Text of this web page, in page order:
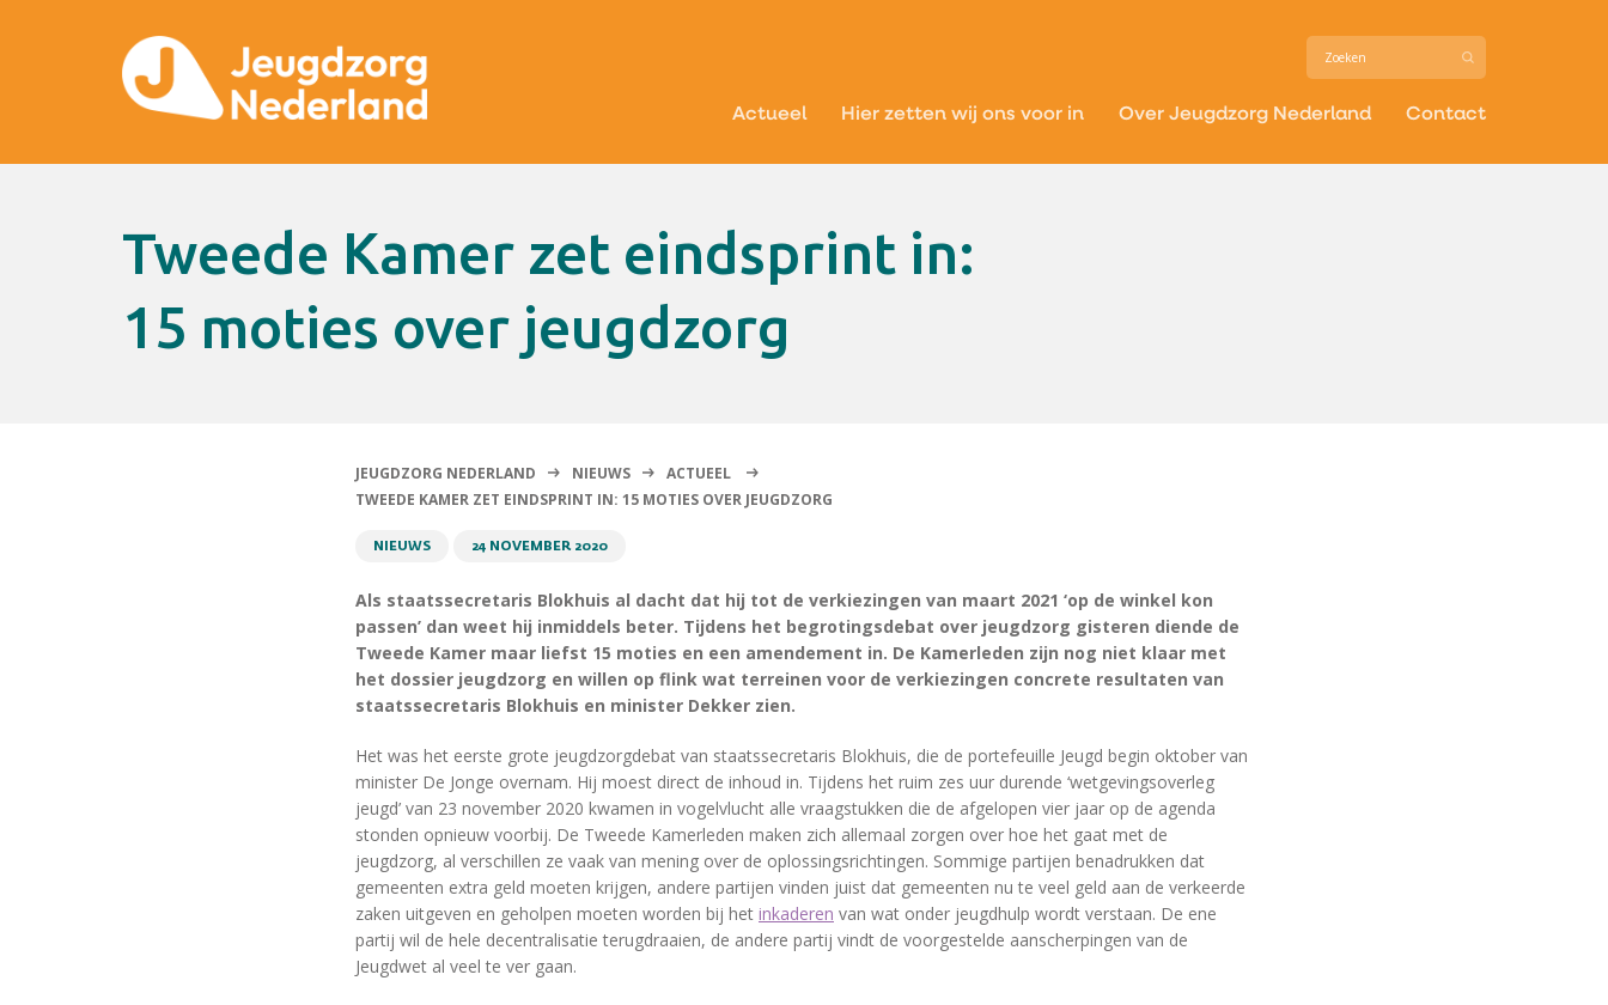
Actueel Hier zetten wij ons voor in Over Jeugdzorg Nederland Contact
Tweede Kamer zet eindsprint in:
15 moties over jeugdzorg
JEUGDZORG NEDERLAND NIEUWS
ACTUEEL
TWEEDE KAMER ZET EINDSPRINT IN: 15 MOTIES OVER JEUGDZORG
NIEUWS 24 NOVEMBER 2020
Als staatssecretaris Blokhuis al dacht dat hij tot de verkiezingen van maart 2021 ‘op de winkel kon
passen’ dan weet hij inmiddels beter. Tijdens het begrotingsdebat over jeugdzorg gisteren diende de
Tweede Kamer maar liefst 15 moties en een amendement in. De Kamerleden zijn nog niet klaar met
het dossier jeugdzorg en willen op flink wat terreinen voor de verkiezingen concrete resultaten van
staatssecretaris Blokhuis en minister Dekker zien.
Het was het eerste grote jeugdzorgdebat van staatssecretaris Blokhuis, die de portefeuille Jeugd begin oktober van
minister De Jonge overnam. Hij moest direct de inhoud in. Tijdens het ruim zes uur durende ‘wetgevingsoverleg
jeugd’ van 23 november 2020 kwamen in vogelvlucht alle vraagstukken die de afgelopen vier jaar op de agenda
stonden opnieuw voorbij. De Tweede Kamerleden maken zich allemaal zorgen over hoe het gaat met de
jeugdzorg, al verschillen ze vaak van mening over de oplossingsrichtingen. Sommige partijen benadrukken dat
gemeenten extra geld moeten krijgen, andere partijen vinden juist dat gemeenten nu te veel geld aan de verkeerde
zaken uitgeven en geholpen moeten worden bij het inkaderen van wat onder jeugdhulp wordt verstaan. De ene
partij wil de hele decentralisatie terugdraaien, de andere partij vindt de voorgestelde aanscherpingen van de
Jeugdwet al veel te ver gaan.